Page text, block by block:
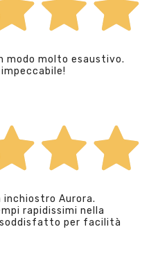
modo molto esaustivo.
Aurora.
rapidissimi nella
per facilità